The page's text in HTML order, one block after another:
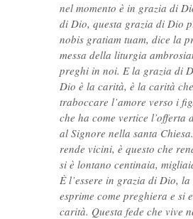
nel momento è in grazia di
di Dio, questa grazia di Dio
nobis gratiam tuam, dice la
messa della liturgia
preghi in noi. E la grazia di
Dio è la carità, è la carità
traboccare l’amore verso i
che ha come vertice
al Signore nella santa
rende vicini, è questo che
si è lontano centinaia,
È l’essere in grazia di Dio,
esprime come preghiera e si
carità. Questa fede che vive